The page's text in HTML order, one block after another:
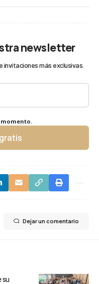
newsletter
más exclusivas.
Dejar un comentario
su